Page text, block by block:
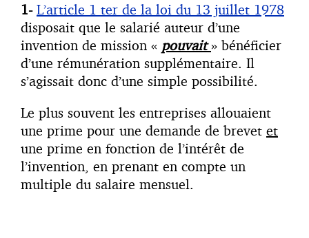
1- L’article 1 ter de la loi du 13 juillet 1978
disposait que le salarié auteur d’une
invention de mission « pouvait» bénéficier
d’une rémunération supplémentaire. Il
s’agissait donc d’une simple possibilité.
Le plus souvent les entreprises allouaient
une prime pour une demande de brevet et
une prime en fonction de l’intérêt de
l’invention, en prenant en compte un
multiple du salaire mensuel.